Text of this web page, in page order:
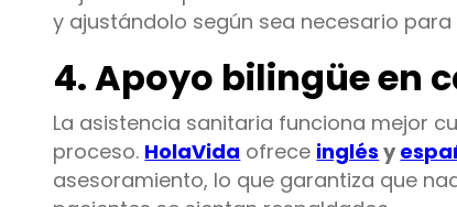
y ajustándolo según sea necesario
4. Apoyo bilingüe en
La asistencia sanitaria funciona mejor
proceso. HolaVida ofrece inglés y
asesoramiento, lo que garantiza que